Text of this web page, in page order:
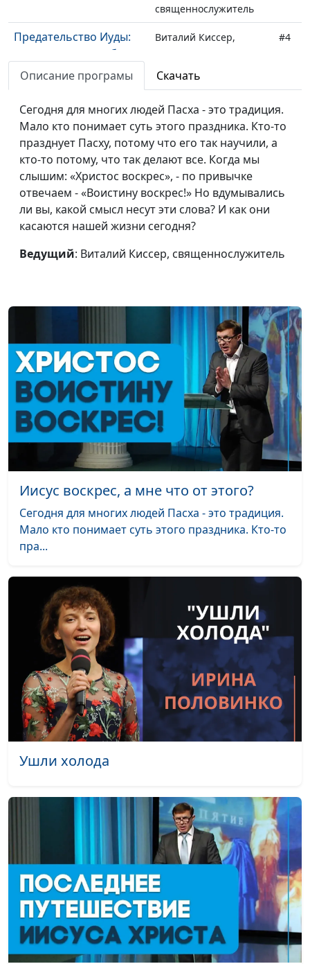
священнослужитель
Предательство Иуды:
современная проблема
Виталий Киссер,
#4
Притчи Христа. Десять
Александр Синицын,
Изгнание торгующих
из храма
Дмитрий Булатов,
священнослужитель
#2
Вход Господень в
Иерусалим
Виталий Киссер,
священнослужитель
Описание програмы Скачать
Сегодня для многих людей Пасха - это традиция.
Мало кто понимает суть этого праздника. Кто-то
празднует Пасху, потому что его так научили, а
кто-то потому, что так делают все. Когда мы
слышим: «Христос воскрес», - по привычке
отвечаем - «Воистину воскрес!» Но вдумывались
ли вы, какой смысл несут эти слова? И как они
касаются нашей жизни сегодня?
Ведущий: Виталий Киссер, священнослужитель
Иисус воскрес, а мне что от этого?
Сегодня для многих людей Пасха - это традиция.
Мало кто понимает суть этого праздника. Кто-то
пра...
Ушли холода